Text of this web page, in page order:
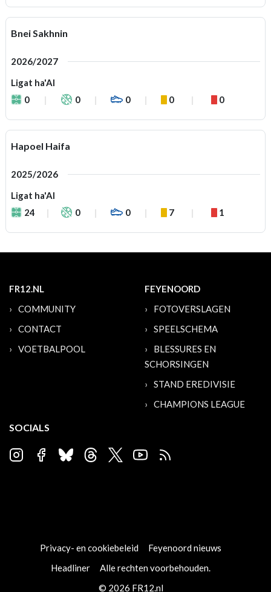
Bnei Sakhnin
2026/2027
Ligat ha'Al
0
0 0 0 0
Hapoel Haifa
2025/2026
Ligat ha'Al
24
0 0 7 1
FR12.NL
COMMUNITY
CONTACT
VOETBALPOOL
FEYENOORD
FOTOVERSLAGEN
SPEELSCHEMA
BLESSURES EN
SCHORSINGEN
STAND EREDIVISIE
CHAMPIONS LEAGUE
SOCIALS
Privacy- en cookiebeleid
Feyenoord nieuws
Headliner
Alle rechten voorbehouden.
© 2026 FR12.nl